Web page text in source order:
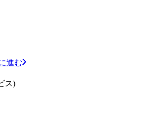
進む
ス)